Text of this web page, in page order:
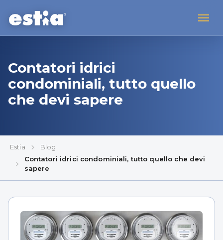
Contatori idrici
condominiali, tutto quello
che devi sapere
Estia
Blog
Contatori idrici condominiali, tutto quello che devi
sapere